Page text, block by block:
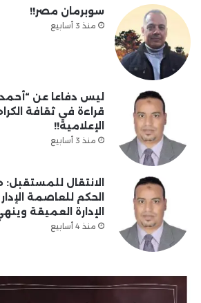
سوبرمان مصر!!
منذ 3 أسابيع
ليس دفاعا عن
قراءة في ثقافة
الإعلامية!!
منذ 3 أسابيع
الانتقال
الحكم للعاصمة
الإدارة العميقة وينهي
منذ 4 أسابيع